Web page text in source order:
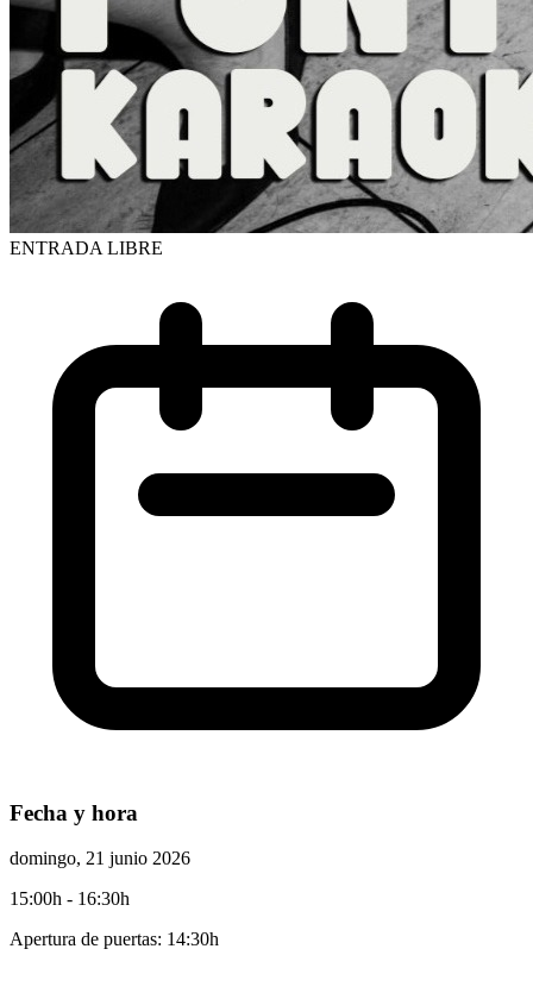
ENTRADA LIBRE
Fecha y hora
domingo, 21 junio 2026
15:00h - 16:30h
Apertura de puertas: 14:30h